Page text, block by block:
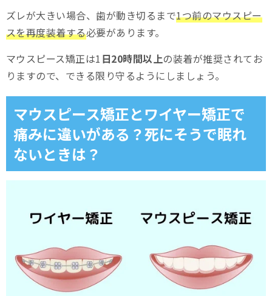
ズレが大きい場合、歯が動き切るまで1つ前のマウスピー
スを再度装着する必要があります。
マウスピース矯正は1 日20時間以上の装着が推奨されてお
りますので、できる限り守るようにしましょう。
マウスピース矯正とワイヤー矯正で
痛みに違いがある？死にそうで眠れ
ないときは？